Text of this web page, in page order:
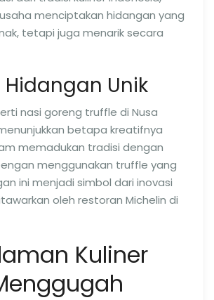
menciptakan hidangan yang
tetapi juga menarik secara
Unik
nasi goreng truffle di Nusa
betapa kreatifnya
memadukan tradisi dengan
menggunakan truffle yang
ini menjadi simbol dari inovasi
oleh restoran Michelin di
Kuliner